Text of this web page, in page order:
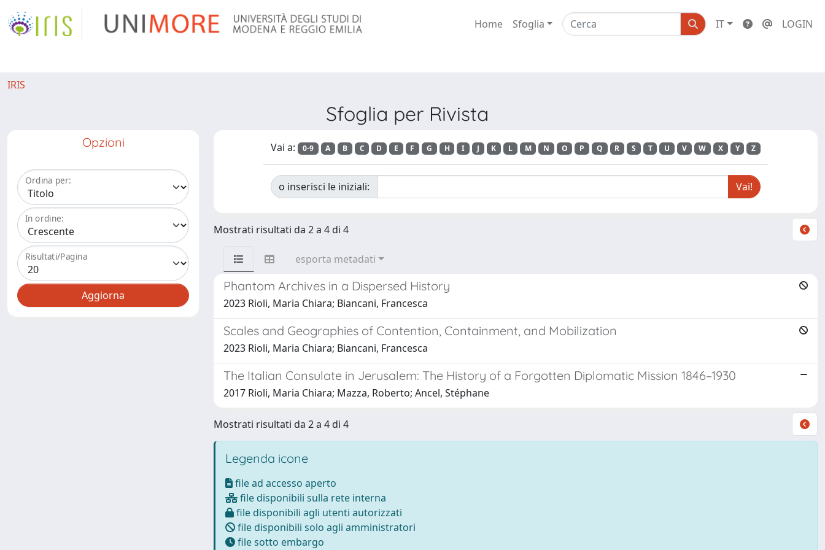
Home Sfoglia IT LOGIN
IRIS
Sfoglia per Rivista
Opzioni
Ordina per:
In ordine:
Risultati/Pagina
Vai a: 0-9 A B C D E F G H I J K L M N O P Q R S T U V W X Y Z
o inserisci le iniziali:
Mostrati risultati da 2 a 4 di 4
esporta metadati
Phantom Archives in a Dispersed History
2023 Rioli, Maria Chiara; Biancani, Francesca
Scales and Geographies of Contention, Containment, and Mobilization
2023 Rioli, Maria Chiara; Biancani, Francesca
The Italian Consulate in Jerusalem: The History of a Forgotten Diplomatic Mission 1846–1930
2017 Rioli, Maria Chiara; Mazza, Roberto; Ancel, Stéphane
Mostrati risultati da 2 a 4 di 4
Legenda icone
file ad accesso aperto
file disponibili sulla rete interna
file disponibili agli utenti autorizzati
file disponibili solo agli amministratori
file sotto embargo